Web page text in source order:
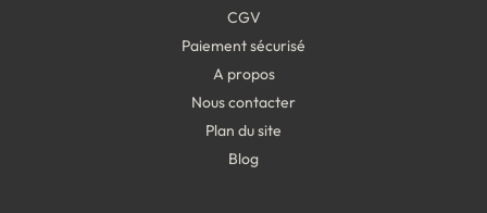
CGV
Paiement sécurisé
A propos
Nous contacter
Plan du site
Blog